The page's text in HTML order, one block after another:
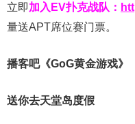
立即加入EV扑克战队：
量送APT席位赛门票。
播客吧《GoG黄金游戏》
送你去天堂岛度假